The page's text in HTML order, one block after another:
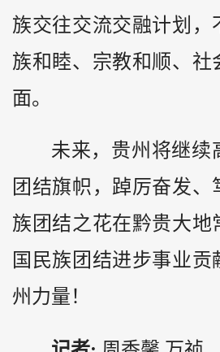
族交往交流交融计划，
族和睦、宗教和顺、社
面。
未来，贵州将继续
团结旗帜，踔厉奋发、
族团结之花在黔贵大地
国民族团结进步事业贡
州力量！